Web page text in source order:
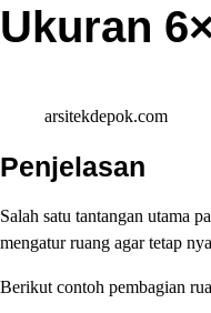
Ukuran
arsitekdepok.com
Penjelasan
Salah satu tantangan utama
mengatur ruang agar tetap
Berikut contoh pembagian